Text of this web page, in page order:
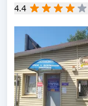
4.4